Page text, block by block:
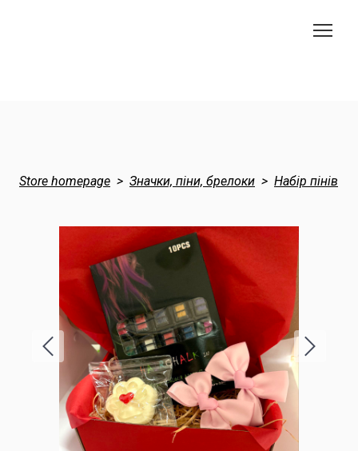
Store homepage Значки, піни, брелоки Набір пінів